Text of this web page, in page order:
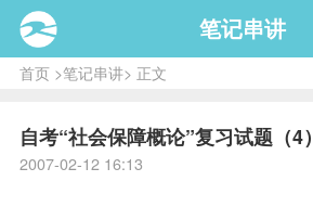
笔记串讲
首页>笔记串讲> 正文
自考“社会保障概论”复习试题（4）
2007-02-12 16:13